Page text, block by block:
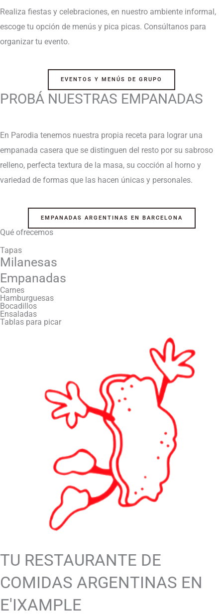
Realiza fiestas y celebraciones, en nuestro ambiente informal,
escoge tu opción de menús y pica picas. Consúltanos para
organizar tu evento.
EVENTOS Y MENÚS DE GRUPO
PROBÁ NUESTRAS EMPANADAS
En Parodia tenemos nuestra propia receta para lograr una
empanada casera que se distinguen del resto por su sabroso
relleno, perfecta textura de la masa, su cocción al horno y
variedad de formas que las hacen únicas y personales.
EMPANADAS ARGENTINAS EN BARCELONA
Qué ofrecemos
Tapas
Milanesas
Empanadas
Carnes
Hamburguesas
Bocadillos
Ensaladas
Tablas para picar
TU RESTAURANTE DE
COMIDAS ARGENTINAS EN
E'IXAMPLE